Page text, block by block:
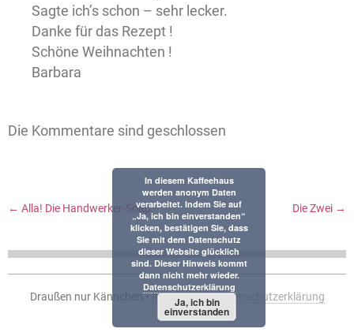
Sagte ich’s schon – sehr lecker.
Danke für das Rezept !
Schöne Weihnachten !
Barbara
Die Kommentare sind geschlossen
← Alla! Die Handwerker-Soap. Die Zwei →
Draußen nur Kännchen •Impressum•Datenschutzerklärung
In diesem Kaffeehaus
werden anonym Daten
verarbeitet. Indem Sie auf
„Ja, ich bin einverstanden“
klicken, bestätigen Sie, dass
Sie mit dem Datenschutz
dieser Website glücklich
sind. Dieser Hinweis kommt
dann nicht mehr wieder.
Datenschutzerklärung
Ja, ich bin
einverstanden